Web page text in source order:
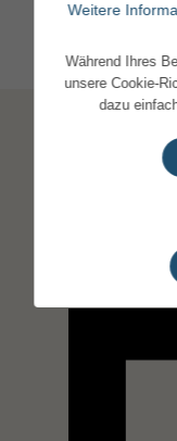
Weitere
Während Ihres
unsere Cookie-
dazu